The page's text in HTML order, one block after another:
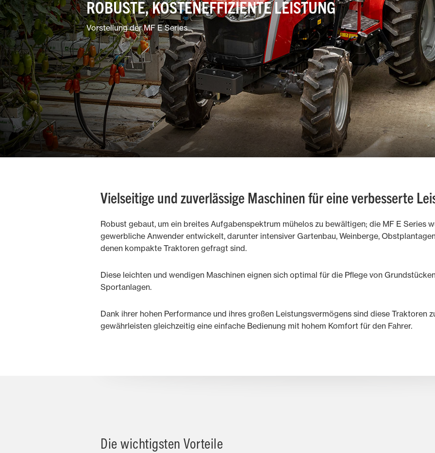
Garten- und
Landschaftspflege
Gemischtbetriebe
ROBUSTE, KOSTENEFFIZIENTE LEISTUNG
Vorstellung der MF E Series
Vielseitige und zuverlässige Maschinen für eine verbesserte
Robust gebaut, um ein breites Aufgabenspektrum mühelos zu bewältigen; die MF E Series
gewerbliche Anwender entwickelt, darunter intensiver Gartenbau, Weinberge,
denen kompakte Traktoren gefragt sind.
Diese leichten und wendigen Maschinen eignen sich optimal für die Pflege von
Sportanlagen.
Dank ihrer hohen Performance und ihres großen Leistungsvermögens sind diese Traktoren
gewährleisten gleichzeitig eine einfache Bedienung mit hohem Komfort für den Fahrer.
Die wichtigsten Vorteile